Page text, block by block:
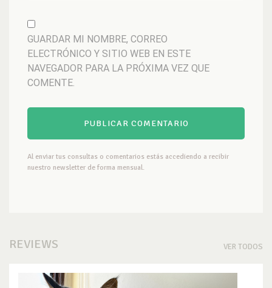
GUARDAR MI NOMBRE, CORREO
ELECTRÓNICO Y SITIO WEB EN ESTE
NAVEGADOR PARA LA PRÓXIMA VEZ QUE
COMENTE.
Al enviar tus consultas o comentarios estás accediendo a recibir
nuestro newsletter de forma mensual.
REVIEWS VER TODOS